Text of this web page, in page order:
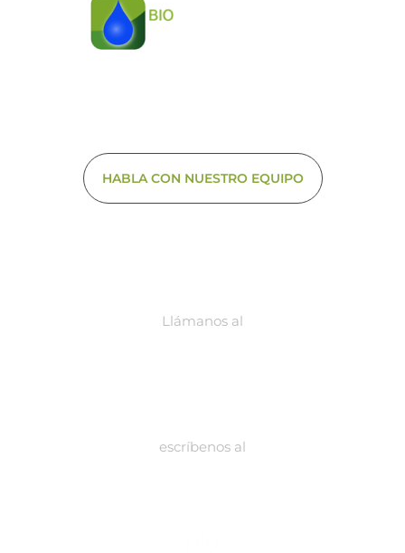
HABLA CON NUESTRO EQUIPO
Llámanos al
escríbenos al